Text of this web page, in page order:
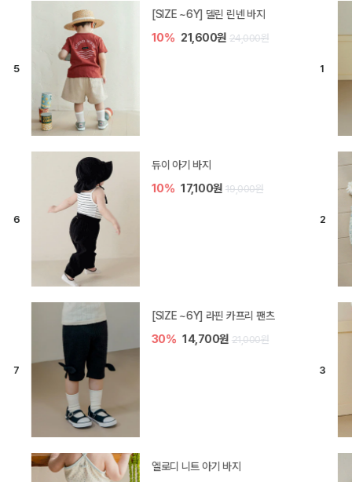
[SIZE ~6Y] 델린 린넨 바지
10% 21,600원 24,000원
듀이 아기 바지
10% 17,100원 19,000원
[SIZE ~6Y] 라핀 카프리 팬츠
30% 14,700원 21,000원
엘로디 니트 아기 바지